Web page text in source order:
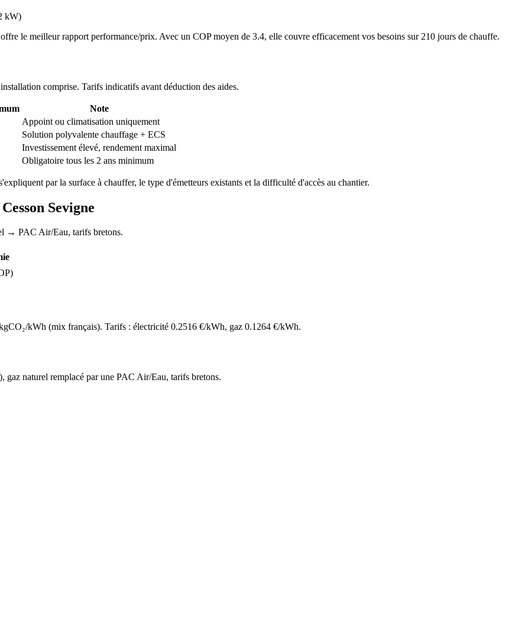
kW)
le meilleur rapport performance/prix. Avec un COP moyen de 3.4, elle couvre efficacement vos besoins sur 210 jours de chauffe.
comprise. Tarifs indicatifs avant déduction des aides.
Note
Appoint ou climatisation uniquement
Solution polyvalente chauffage + ECS
Investissement élevé, rendement maximal
Obligatoire tous les 2 ans minimum
par la surface à chauffer, le type d'émetteurs existants et la difficulté d'accès au chantier.
Cesson Sevigne
→ PAC Air/Eau, tarifs bretons.
kWh (mix français). Tarifs : électricité 0.2516 €/kWh, gaz 0.1264 €/kWh.
), gaz naturel remplacé par une PAC Air/Eau, tarifs bretons.